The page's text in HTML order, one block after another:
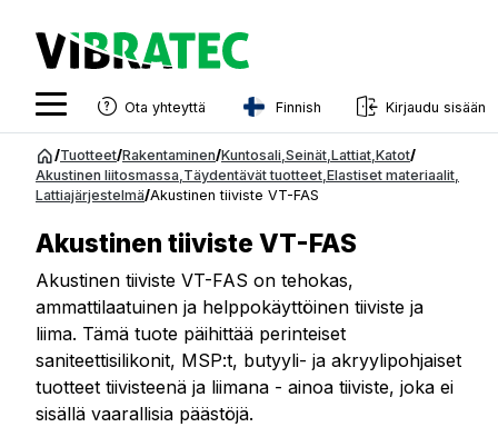
Siirry
sisältöön
Ota yhteyttä Finnish
English
Swedish
French
Estonian
Finnish
Danish
Kirjaudu sisään
/Tuotteet/Rakentaminen/Kuntosali Seinät Lattiat Katot/
Akustinen liitosmassa Täydentävät tuotteet Elastiset materiaalit
Lattiajärjestelmä/Akustinen tiiviste VT-FAS
Akustinen tiiviste VT-FAS
Akustinen tiiviste VT-FAS on tehokas,
ammattilaatuinen ja helppokäyttöinen tiiviste ja
liima. Tämä tuote päihittää perinteiset
saniteettisilikonit, MSP:t, butyyli- ja akryylipohjaiset
tuotteet tiivisteenä ja liimana - ainoa tiiviste, joka ei
sisällä vaarallisia päästöjä.